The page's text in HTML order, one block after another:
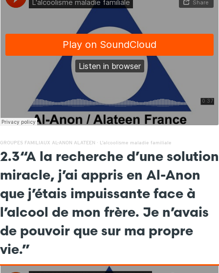
GROUPES FAMILIAUX AL-ANON ALATEEN · L’alcoolisme maladie familiale
2.3“A la recherche d’une solution
miracle, j’ai appris en Al-Anon
que j’étais impuissante face à
l’alcool de mon frère. Je n’avais
de pouvoir que sur ma propre
vie.”